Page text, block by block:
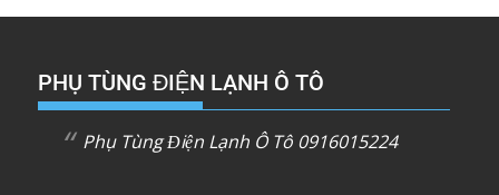
PHỤ TÙNG ĐIỆN LẠNH Ô TÔ
Phụ Tùng Điện Lạnh Ô Tô 0916015224